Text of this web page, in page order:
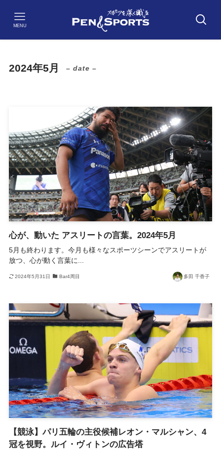
MENU
2024年5月 – date –
心が、動いた アスリートの言葉。2024年5月
5月も終わります。今月も様々なスポーツシーンでアスリートが
放つ、心が動く言葉に...
2024年5月31日 Bar4周目 多田 千香子
【競泳】パリ五輪の主役候補レオン・マルシャン、4
冠を視野。ルイ・ヴィトンの広告塔